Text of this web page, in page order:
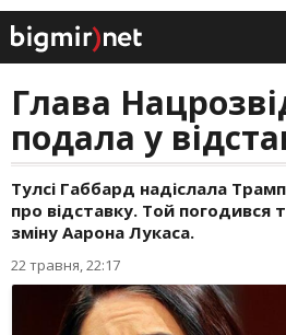
Глава
подала у
Тулсі Габбард надіслала
про відставку. Той погодився
зміну Аарона Лукаса.
22 травня, 22:17